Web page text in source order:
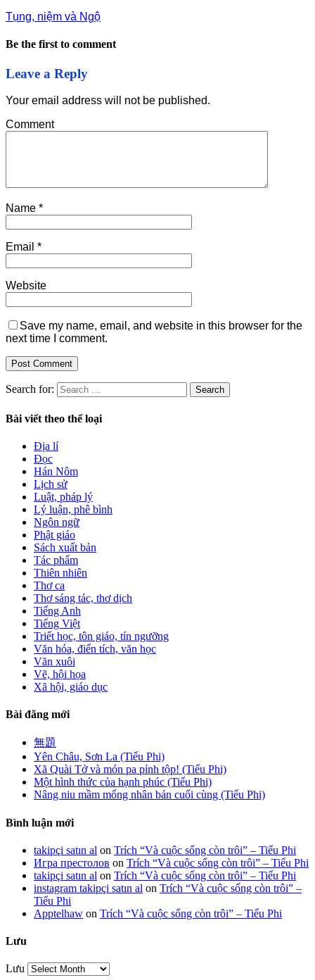
Tụng, niệm và Ngộ
Be the first to comment
Leave a Reply
Your email address will not be published.
Comment
Name *
Email *
Website
Save my name, email, and website in this browser for the
next time I comment.
Search for:
Bài viết theo thể loại
Địa lí
Đọc
Hán Nôm
Lịch sử
Luật, pháp lý
Lý luận, phê bình
Ngôn ngữ
Phật giáo
Sách xuất bản
Tác phẩm
Thiên nhiên
Thơ ca
Thơ sáng tác, thơ dịch
Tiếng Anh
Tiếng Việt
Triết học, tôn giáo, tín ngưỡng
Văn hóa, điển tích, văn học
Văn xuôi
Vẽ, hội họa
Xã hội, giáo dục
Bài đăng mới
無題
Yên Châu, Sơn La (Tiểu Phi)
Xã Quài Tở và món pa pỉnh tộp! (Tiểu Phi)
Một hình thức của hạnh phúc (Tiểu Phi)
Nâng niu mầm mống nhân bản cuối cùng (Tiểu Phi)
Bình luận mới
takipçi satın al on Trích “Và cuộc sống còn trôi” – Tiểu Phi
Игра престолов on Trích “Và cuộc sống còn trôi” – Tiểu Phi
takipçi satın al on Trích “Và cuộc sống còn trôi” – Tiểu Phi
instagram takipçi satın al on Trích “Và cuộc sống còn trôi” –
Tiểu Phi
Apptelhaw on Trích “Và cuộc sống còn trôi” – Tiểu Phi
Lưu
Lưu